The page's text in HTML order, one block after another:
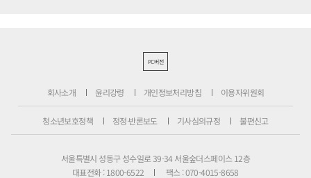
PC버전
회사소개 윤리강령 개인정보처리방침 이용자위원회
청소년보호정책 정정·반론보도 기사심의규정 불편신고
서울특별시 성동구 성수일로 39-34 서울숲더스페이스 12층
대표전화 : 1800-6522
팩스 : 070-4015-8658